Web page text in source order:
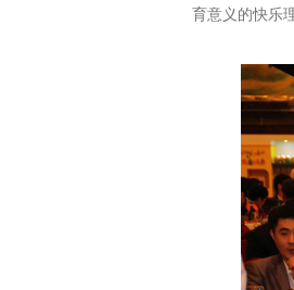
育意义的快乐